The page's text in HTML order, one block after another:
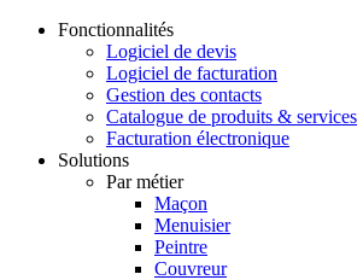
Fonctionnalités
Logiciel de devis
Logiciel de facturation
Gestion des contacts
Catalogue de produits & services
Facturation électronique
Solutions
Par métier
Maçon
Menuisier
Peintre
Couvreur